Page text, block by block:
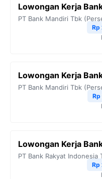
Lowongan Kerja
PT Bank Mandiri Tbk
Rp
Lowongan Kerja
PT Bank Mandiri Tbk
Lowongan Kerja
PT Bank Rakyat Indonesia
Rp